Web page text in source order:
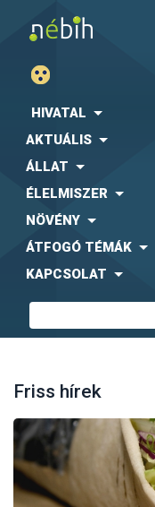
HIVATAL
AKTUÁLIS
ÁLLAT
ÉLELMISZER
NÖVÉNY
ÁTFOGÓ TÉMÁK
KAPCSOLAT
Friss hírek